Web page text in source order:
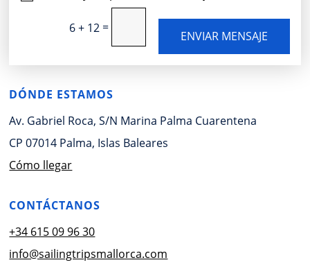
6 + 12 =
ENVIAR MENSAJE
DÓNDE ESTAMOS
Av. Gabriel Roca, S/N Marina Palma Cuarentena
CP 07014 Palma, Islas Baleares
Cómo llegar
CONTÁCTANOS
+34 615 09 96 30
info@sailingtripsmallorca.com